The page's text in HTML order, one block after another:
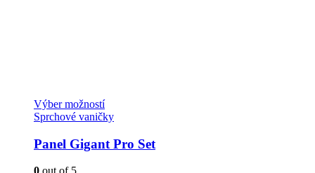
Výber možnostíTento
produkt
viacero
variantov.
Sprchové vaničky
Panel Gigant Pro Set